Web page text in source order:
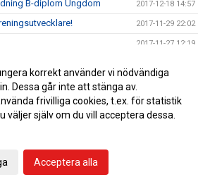
B-diplom Ungdom 2017-12-18 14:57
2017-11-29 22:02
2017-11-27 12:19
2017-11-06 15:45
korrekt använder vi nödvändiga
Dessa går inte att stänga av.
frivilliga cookies, t.ex. för statistik
väljer själv om du vill acceptera dessa.
Acceptera alla